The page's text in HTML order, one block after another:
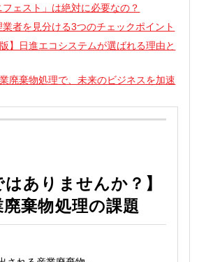
ェスト」は絶対に必要なの？
者を見分ける3つのチェックポイント
】日進エコシステムが選ばれる理由と
廃棄物処理で、未来のビジネスを加速
はありませんか？】
棄物処理の課題